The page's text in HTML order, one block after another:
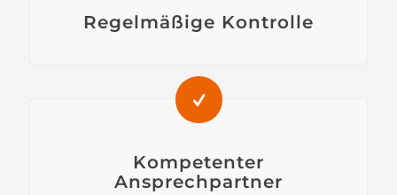
Regelmäßige Kontrolle
Kompetenter
Ansprechpartner